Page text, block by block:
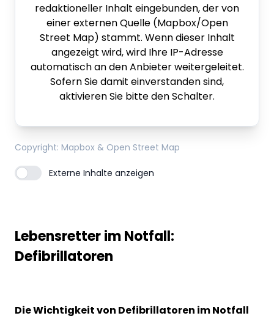
redaktioneller Inhalt eingebunden, der von
einer externen Quelle (Mapbox/Open
Street Map) stammt. Wenn dieser Inhalt
angezeigt wird, wird Ihre IP-Adresse
automatisch an den Anbieter weitergeleitet.
Sofern Sie damit einverstanden sind,
aktivieren Sie bitte den Schalter.
Copyright: Mapbox & Open Street Map
Externe Inhalte anzeigen
Lebensretter im Notfall:
Defibrillatoren
Die Wichtigkeit von Defibrillatoren im Notfall